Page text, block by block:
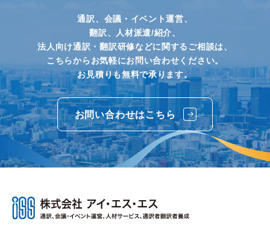
通訳、会議・イベント運営、
翻訳、人材派遣/紹介、
法人向け通訳・翻訳研修などに関するご相談は、
こちらからお気軽にお問い合わせください。
お見積りも無料で承ります。
お問い合わせはこちら